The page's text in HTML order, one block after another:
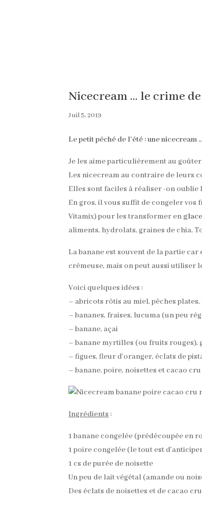
Nicecream … le crime de
Juil 5, 2019
Le petit péché de l’été : une nicecream
Je les aime particulièrement au
Les nicecream au contraire de leurs
Elles sont faciles à réaliser -on
En gros, il vous suffit de congeler vos
Vitamix) pour les transformer en
aliments, hydrolats, graines de chia.
La banane est souvent de la partie
crémeuse, mais on peut aussi utiliser
Voici quelques idées :
– abricots rôtis au miel, pêches
– bananes, fraises, lucuma (un peu
– banane, açai
– banane myrtilles (ou fruits rouges),
– figues, fleur d’oranger, éclats de
– banane, poire, noisettes et cacao cru
Ingrédients :
1 banane congelée (prédécoupée en
1 poire congelée (le tout est
1 cs de purée de noisette
Un peu de lait végétal (amande ou
Des éclats de noisettes et de cacao cru